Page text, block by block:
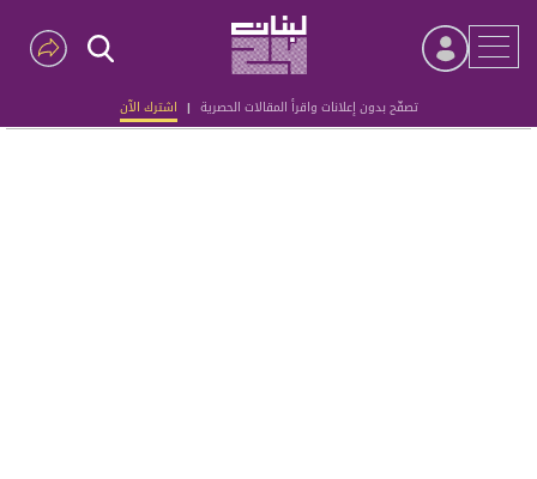
تصفّح بدون إعلانات واقرأ المقالات الحصرية | اشترك الآن
Advertisement